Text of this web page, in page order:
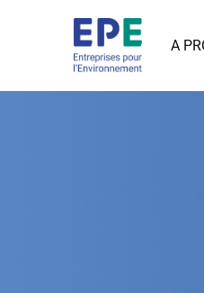
A